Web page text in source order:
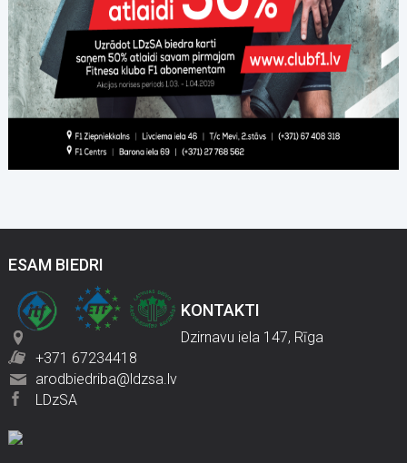
ESAM BIEDRI
KONTAKTI
Dzirnavu iela 147, Rīga
+371 67234418
arodbiedriba@ldzsa.lv
LDzSA